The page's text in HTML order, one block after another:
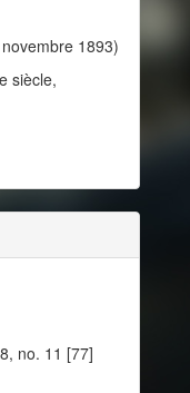
1893)
siècle,
no. 11 [77]